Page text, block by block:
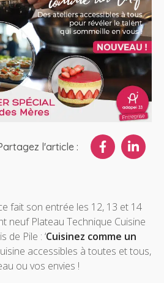
l'article :
fait son entrée les 12, 13 et 14
neuf Plateau Technique Cuisine
de Pile : ‘Cuisinez comme un
accessibles à toutes et tous,
ou vos envies !